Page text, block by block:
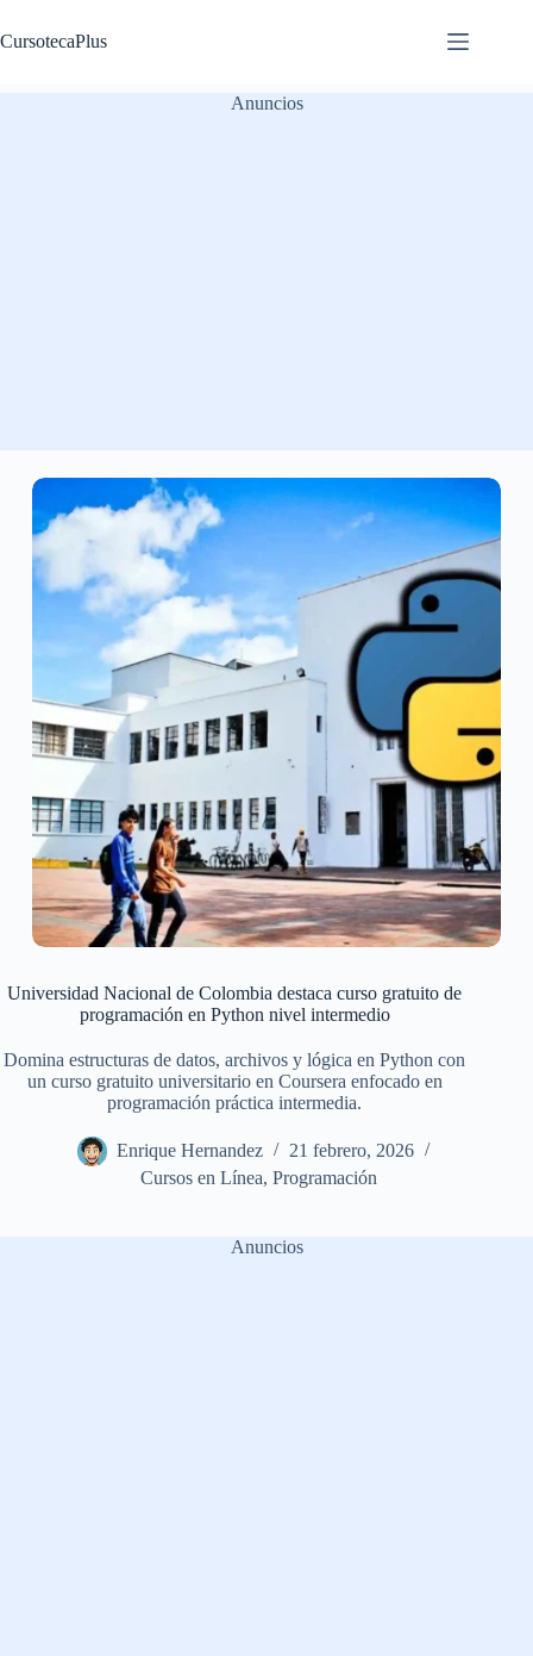
al
contenido
CursotecaPlus
Anuncios
Universidad Nacional de Colombia destaca curso gratuito de
programación en Python nivel intermedio
Domina estructuras de datos, archivos y lógica en Python con
un curso gratuito universitario en Coursera enfocado en
programación práctica intermedia.
Enrique Hernandez
21 febrero, 2026
Cursos en Línea, Programación
Anuncios